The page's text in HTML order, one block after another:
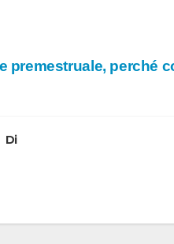
premestruale, perché
Di